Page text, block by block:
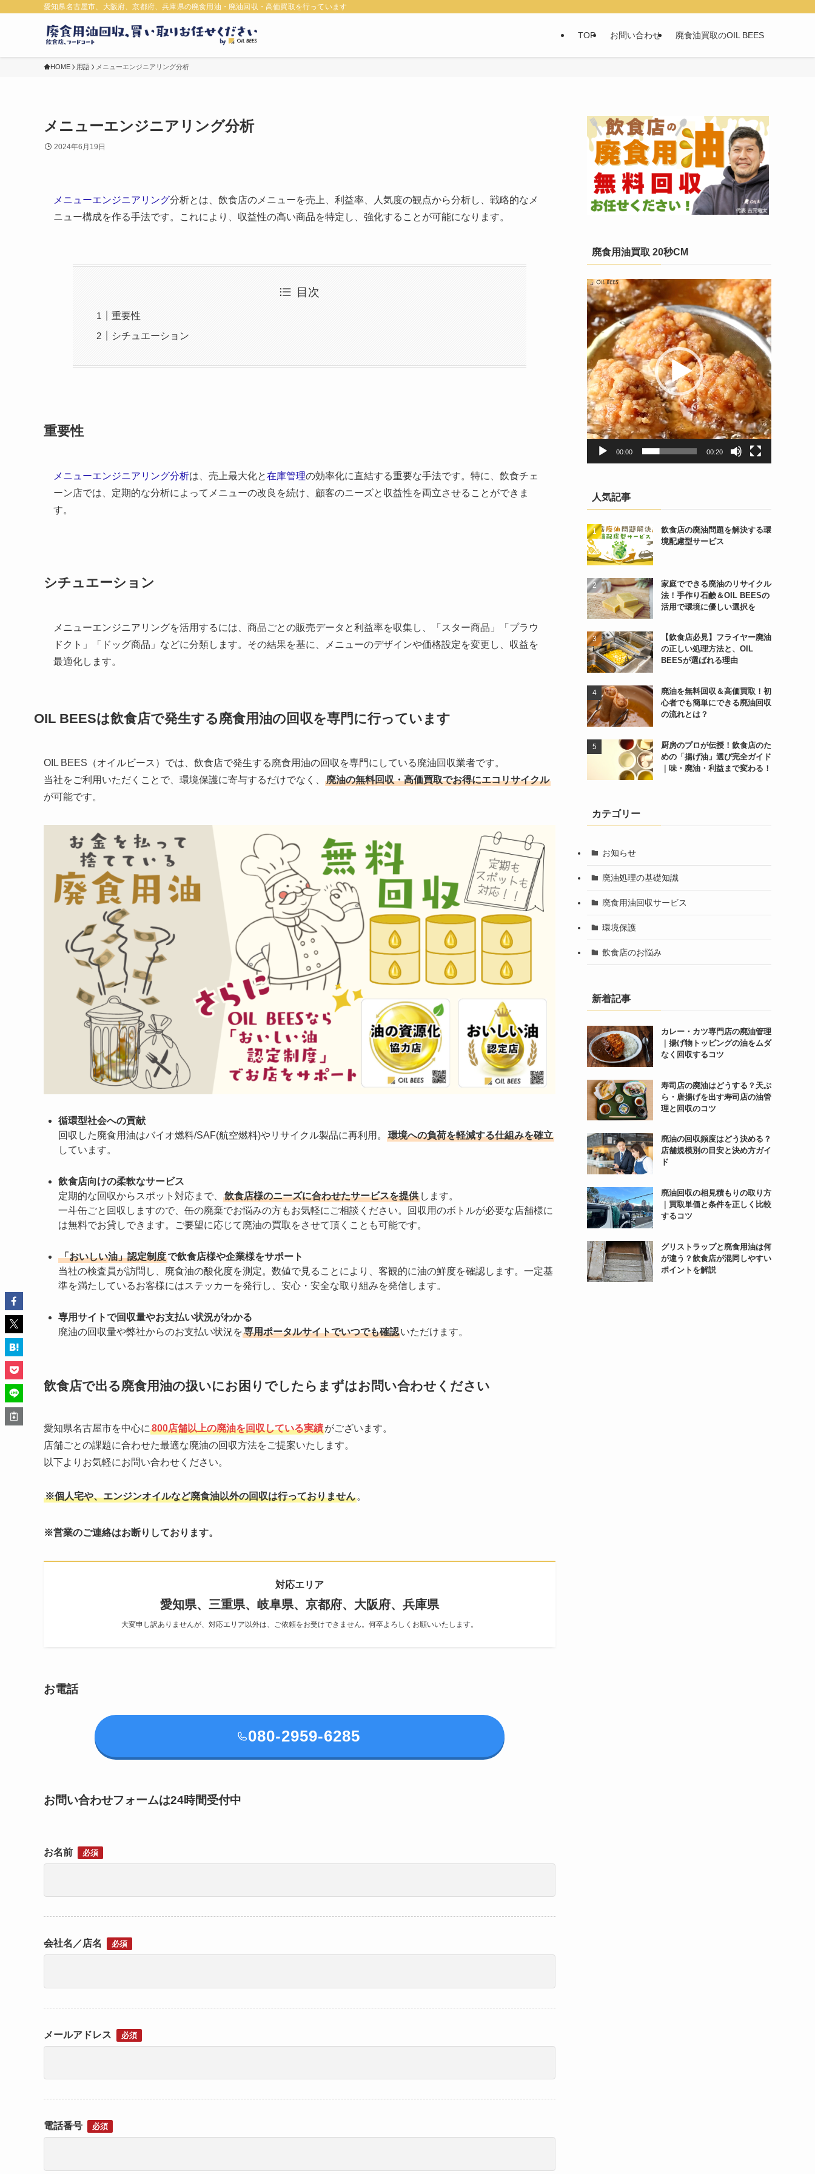
愛知県名古屋市、大阪府、京都府、兵庫県の廃食用油・廃油回収・高価買取を行っています
TOP お問い合わせ 廃食油買取のOIL BEES
HOME 用語 メニューエンジニアリング分析
メニューエンジニアリング分析
2024年6月19日
メニューエンジニアリング分析とは、飲食店のメニューを売上、利益率、人気度の観点から分析し、戦略的なメ
ニュー構成を作る手法です。これにより、収益性の高い商品を特定し、強化することが可能になります。
目次
重要性
シチュエーション
重要性
メニューエンジニアリング分析は、売上最大化と在庫管理の効率化に直結する重要な手法です。特に、飲食チェ
ーン店では、定期的な分析によってメニューの改良を続け、顧客のニーズと収益性を両立させることができま
す。
シチュエーション
メニューエンジニアリングを活用するには、商品ごとの販売データと利益率を収集し、「スター商品」「プラウ
ドクト」「ドッグ商品」などに分類します。その結果を基に、メニューのデザインや価格設定を変更し、収益を
最適化します。
OIL BEESは飲食店で発生する廃食用油の回収を専門に行っています
OIL BEES（オイルビース）では、飲食店で発生する廃食用油の回収を専門にしている廃油回収業者です。
当社をご利用いただくことで、環境保護に寄与するだけでなく、
廃油の無料回収・高価買取でお得にエコリサイクル
が可能です。
循環型社会への貢献
回収した廃食用油はバイオ燃料/SAF(航空燃料)やリサイクル製品に再利用。
環境への負荷を軽減する仕組みを確立
しています。
飲食店向けの柔軟なサービス
定期的な回収からスポット対応まで、
飲食店様のニーズに合わせたサービスを提供 します。
一斗缶ごと回収しますので、缶の廃棄でお悩みの方もお気軽にご相談ください。回収用のボトルが必要な店舗様に
は無料でお貸しできます。ご要望に応じて廃油の買取をさせて頂くことも可能です。
「おいしい油」認定制度で飲食店様や企業様をサポート
当社の検査員が訪問し、廃食油の酸化度を測定。数値で見ることにより、客観的に油の鮮度を確認します。一定基
準を満たしているお客様にはステッカーを発行し、安心・安全な取り組みを発信します。
専用サイトで回収量やお支払い状況がわかる
廃油の回収量や弊社からのお支払い状況を専用ポータルサイトでいつでも確認いただけます。
飲食店で出る廃食用油の扱いにお困りでしたらまずはお問い合わせください
愛知県名古屋市を中心に 800店舗以上の廃油を回収している実績がございます。
店舗ごとの課題に合わせた最適な廃油の回収方法をご提案いたします。
以下よりお気軽にお問い合わせください。
※個人宅や、エンジンオイルなど廃食油以外の回収は行っておりません 。
※営業のご連絡はお断りしております。
対応エリア
愛知県、三重県、岐阜県、京都府、大阪府、兵庫県
大変申し訳ありませんが、対応エリア以外は、ご依頼をお受けできません。何卒よろしくお願いいたします。
お電話
080-2959-6285
お問い合わせフォームは24時間受付中
お名前 必須
会社名／店名 必須
メールアドレス 必須
電話番号 必須
廃食用油買取 20秒CM
動
画
プ
レ
ー
ヤ
ー
00:00 00:20
人気記事
飲食店の廃油問題を解決する環
境配慮型サービス
家庭でできる廃油のリサイクル
法！手作り石鹸＆OIL BEESの
活用で環境に優しい選択を
【飲食店必見】フライヤー廃油
の正しい処理方法と、OIL
BEESが選ばれる理由
廃油を無料回収＆高価買取！初
心者でも簡単にできる廃油回収
の流れとは？
厨房のプロが伝授！飲食店のた
めの「揚げ油」選び完全ガイド
｜味・廃油・利益まで変わる！
カテゴリー
お知らせ
廃油処理の基礎知識
廃食用油回収サービス
環境保護
飲食店のお悩み
新着記事
カレー・カツ専門店の廃油管理
｜揚げ物トッピングの油をムダ
なく回収するコツ
寿司店の廃油はどうする？天ぷ
ら・唐揚げを出す寿司店の油管
理と回収のコツ
廃油の回収頻度はどう決める？
店舗規模別の目安と決め方ガイ
ド
廃油回収の相見積もりの取り方
｜買取単価と条件を正しく比較
するコツ
グリストラップと廃食用油は何
が違う？飲食店が混同しやすい
ポイントを解説